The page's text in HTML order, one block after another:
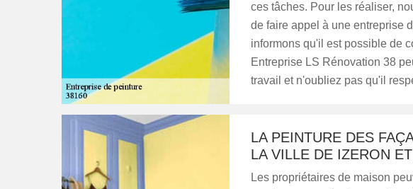
ces tâches. Pour les réaliser,
de faire appel à une entreprise
informons qu'il est possible de
Entreprise LS Rénovation 38
travail et n'oubliez pas qu'il
LA PEINTURE DES
LA VILLE DE IZERON
Les propriétaires de maison